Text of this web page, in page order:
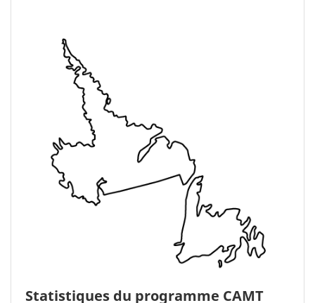
Statistiques du programme CAMT